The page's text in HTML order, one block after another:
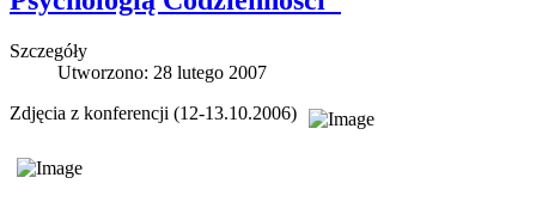
Szczegóły
Utworzono: 28 lutego 2007
Zdjęcia z konferencji (12-13.10.2006)